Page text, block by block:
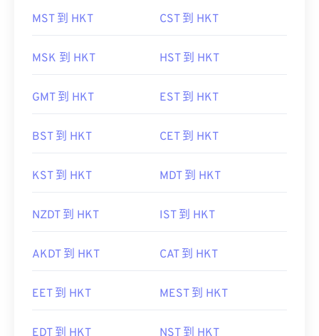
MST 到 HKT CST 到 HKT
MSK 到 HKT HST 到 HKT
GMT 到 HKT EST 到 HKT
BST 到 HKT CET 到 HKT
KST 到 HKT MDT 到 HKT
NZDT 到 HKT IST 到 HKT
AKDT 到 HKT CAT 到 HKT
EET 到 HKT MEST 到 HKT
EDT 到 HKT NST 到 HKT